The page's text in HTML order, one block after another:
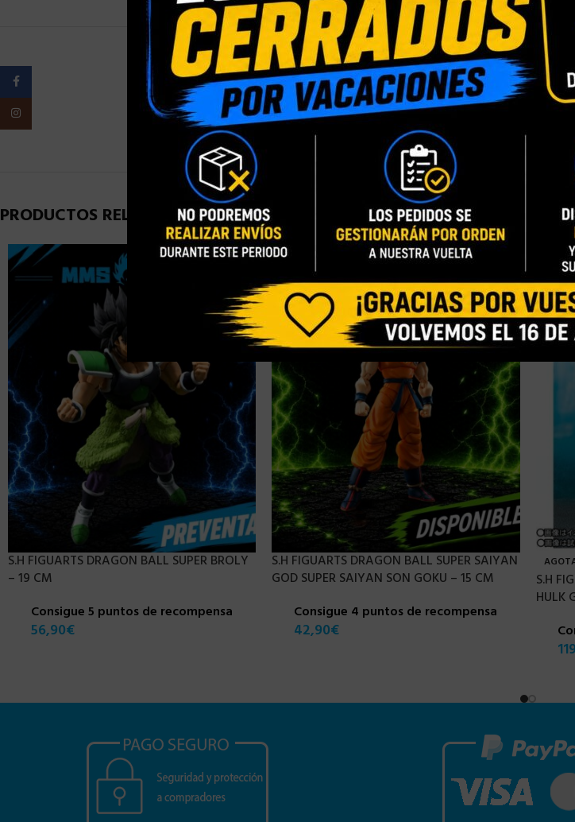
INFORMACIÓN
PESO
PRODUCTOS RELACIONADOS
S.H FIGUARTS DRAGON BALL SUPER BROLY
– 19 CM
Consigue 5 puntos de recompensa
56,90€
S.H FIGUARTS DRAGON BALL SUPER SAIYAN
GOD SUPER SAIYAN SON GOKU – 15 CM
Consigue 4 puntos de recompensa
42,90€
S.H
HULK